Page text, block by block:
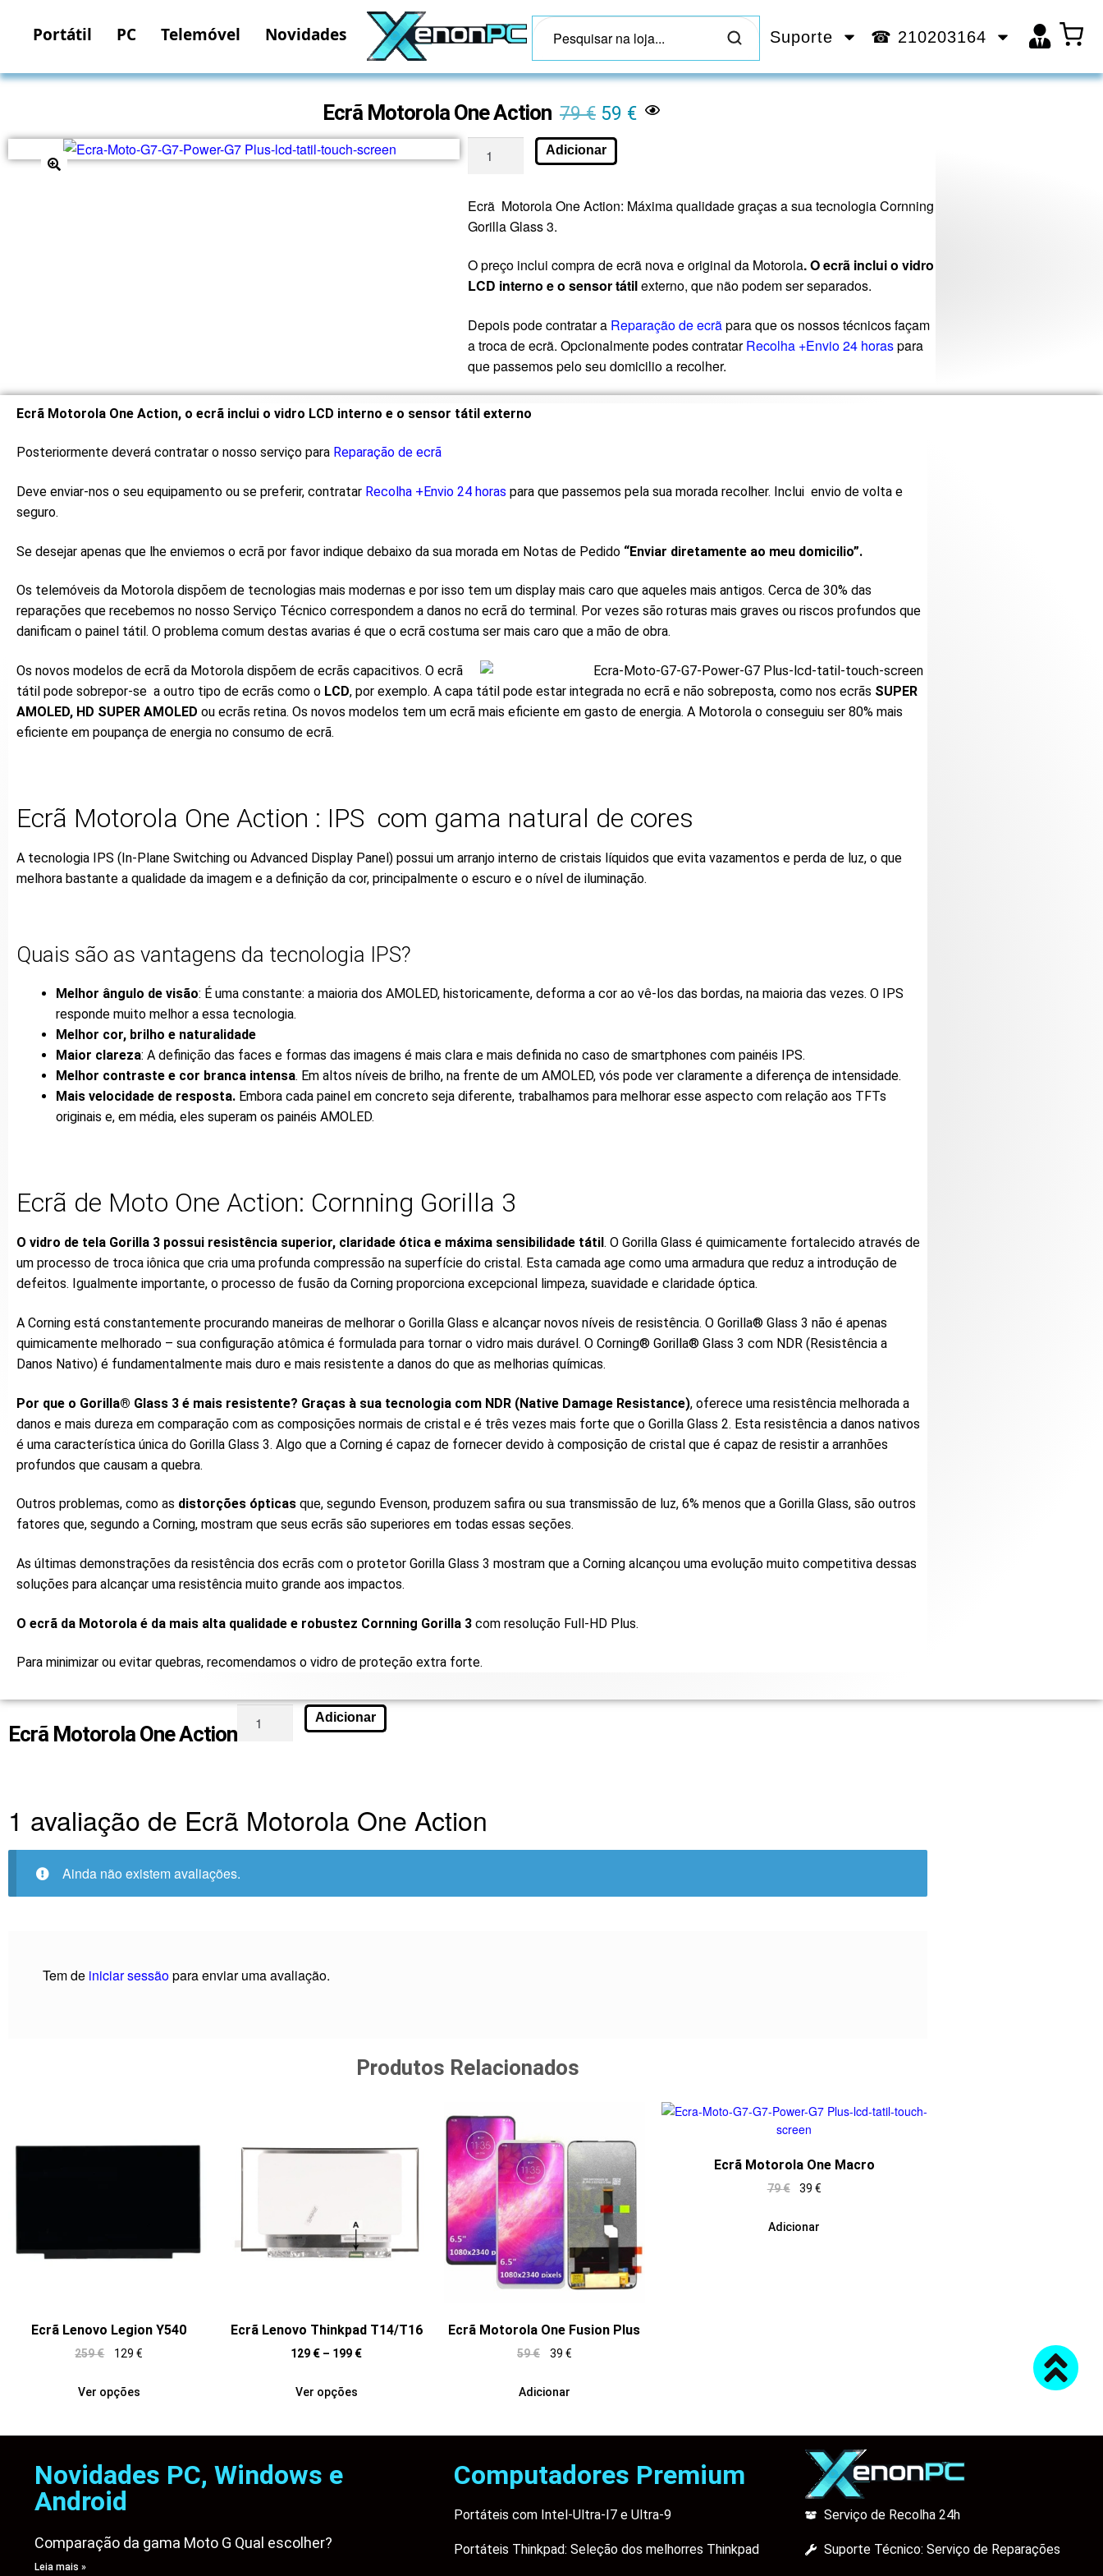
Portátil PC Telemóvel Novidades Suporte ☎ 210203164
Ecrã Motorola One Action 79€ 59 €
Adicionar
Ecrã Motorola One Action: Máxima qualidade graças a sua tecnologia Cornning
Gorilla Glass 3.
O preço inclui compra de ecrã nova e original da Motorola.O ecrã inclui o vidro
LCD interno e o sensor tátilexterno, que não podem ser separados.
Depois pode contratar a Reparação de ecrãpara que os nossos técnicos façam
a troca de ecrã. Opcionalmente podes contratarRecolha +Envio 24 horaspara
que passemos pelo seu domicilio a recolher.
Ecrã Motorola One Action, o ecrã inclui o vidro LCD interno e o sensor tátil externo
Posteriormente deverá contratar o nosso serviço para Reparação de ecrã
Deve enviar-nos o seu equipamento ou se preferir, contratar Recolha +Envio 24 horas para que passemos pela sua morada recolher. Inclui envio de volta e
seguro.
Se desejar apenas que lhe enviemos o ecrã por favor indique debaixo da sua morada em Notas de Pedido “Enviar diretamente ao meu domicilio”.
Os telemóveis da Motorola dispõem de tecnologias mais modernas e por isso tem um display mais caro que aqueles mais antigos. Cerca de 30% das
reparações que recebemos no nosso Serviço Técnico correspondem a danos no ecrã do terminal. Por vezes são roturas mais graves ou riscos profundos que
danificam o painel tátil. O problema comum destas avarias é que o ecrã costuma ser mais caro que a mão de obra.
Os novos modelos de ecrã da Motorola dispõem de ecrãs capacitivos. O ecrã
tátil pode sobrepor-se a outro tipo de ecrãs como o LCD, por exemplo. A capa tátil pode estar integrada no ecrã e não sobreposta, como nos ecrãs SUPER
AMOLED, HD SUPER AMOLED ou ecrãs retina. Os novos modelos tem um ecrã mais eficiente em gasto de energia. A Motorola o conseguiu ser 80% mais
eficiente em poupança de energia no consumo de ecrã.
Ecrã Motorola One Action : IPS com gama natural de cores
A tecnologia IPS (In-Plane Switching ou Advanced Display Panel) possui um arranjo interno de cristais líquidos que evita vazamentos e perda de luz, o que
melhora bastante a qualidade da imagem e a definição da cor, principalmente o escuro e o nível de iluminação.
Quais são as vantagens da tecnologia IPS?
Melhor ângulo de visão: É uma constante: a maioria dos AMOLED, historicamente, deforma a cor ao vê-los das bordas, na maioria das vezes. O IPS
responde muito melhor a essa tecnologia.
Melhor cor, brilho e naturalidade
Maior clareza: A definição das faces e formas das imagens é mais clara e mais definida no caso de smartphones com painéis IPS.
Melhor contraste e cor branca intensa. Em altos níveis de brilho, na frente de um AMOLED, vós pode ver claramente a diferença de intensidade.
Mais velocidade de resposta. Embora cada painel em concreto seja diferente, trabalhamos para melhorar esse aspecto com relação aos TFTs
originais e, em média, eles superam os painéis AMOLED.
Ecrã de Moto One Action: Cornning Gorilla 3
O vidro de tela Gorilla 3 possui resistência superior, claridade ótica e máxima sensibilidade tátil . O Gorilla Glass é quimicamente fortalecido através de
um processo de troca iônica que cria uma profunda compressão na superfície do cristal. Esta camada age como uma armadura que reduz a introdução de
defeitos. Igualmente importante, o processo de fusão da Corning proporciona excepcional limpeza, suavidade e claridade óptica.
A Corning está constantemente procurando maneiras de melhorar o Gorilla Glass e alcançar novos níveis de resistência. O Gorilla® Glass 3 não é apenas
quimicamente melhorado – sua configuração atômica é formulada para tornar o vidro mais durável. O Corning® Gorilla® Glass 3 com NDR (Resistência a
Danos Nativo) é fundamentalmente mais duro e mais resistente a danos do que as melhorias químicas.
Por que o Gorilla® Glass 3 é mais resistente? Graças à sua tecnologia com NDR (Native Damage Resistance), oferece uma resistência melhorada a
danos e mais dureza em comparação com as composições normais de cristal e é três vezes mais forte que o Gorilla Glass 2. Esta resistência a danos nativos
é uma característica única do Gorilla Glass 3. Algo que a Corning é capaz de fornecer devido à composição de cristal que é capaz de resistir a arranhões
profundos que causam a quebra.
Outros problemas, como as distorções ópticas que, segundo Evenson, produzem safira ou sua transmissão de luz, 6% menos que a Gorilla Glass, são outros
fatores que, segundo a Corning, mostram que seus ecrãs são superiores em todas essas seções.
As últimas demonstrações da resistência dos ecrãs com o protetor Gorilla Glass 3 mostram que a Corning alcançou uma evolução muito competitiva dessas
soluções para alcançar uma resistência muito grande aos impactos.
O ecrã da Motorola é da mais alta qualidade e robustez Cornning Gorilla 3 com resolução Full-HD Plus.
Para minimizar ou evitar quebras, recomendamos o vidro de proteção extra forte.
Ecrã Motorola One Action
Adicionar
1 avaliação de Ecrã Motorola One Action
Ainda não existem avaliações.
Tem de iniciar sessãopara enviar uma avaliação.
Produtos Relacionados
Ecrã Lenovo Legion Y540
259€ 129 €
Ver opções
Ecrã Lenovo Thinkpad T14/T16
129 € – 199 €
Ver opções
Ecrã Motorola One Fusion Plus
59€ 39 €
Adicionar
Ecrã Motorola One Macro
79€ 39€
Adicionar
Novidades PC, Windows e
Android
Comparação da gama Moto G Qual escolher?
Leia mais »
Computadores Premium
Portáteis com Intel-Ultra-I7 e Ultra-9
Portáteis Thinkpad: Seleção dos melhorres Thinkpad
Serviço de Recolha 24h
Suporte Técnico: Serviço de Reparações